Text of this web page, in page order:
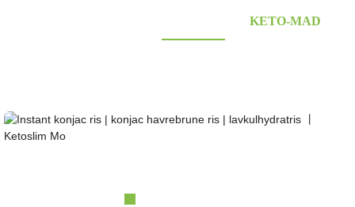
KETO-MAD